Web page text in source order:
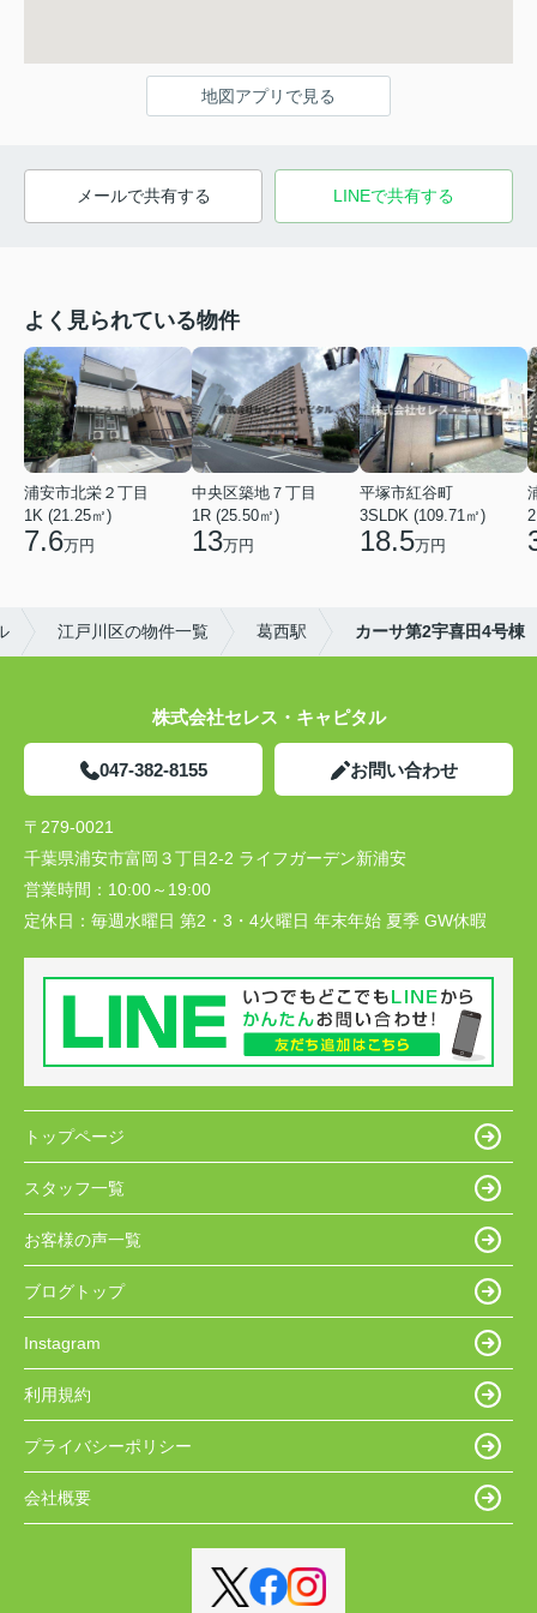
地図アプリで見る
メールで共有する LINEで共有する
よく見られている物件
浦安市北栄２丁目
1K (21.25㎡)
7.6万円
中央区築地７丁目
1R (25.50㎡)
13万円
平塚市紅谷町
3SLDK (109.71㎡)
18.5万円
江戸川区の物件一覧 葛西駅 カーサ第2宇喜田4号棟
株式会社セレス・キャピタル
047-382-8155 お問い合わせ
〒279-0021
千葉県浦安市富岡３丁目2-2 ライフガーデン新浦安
営業時間： 10:00～19:00
定休日： 毎週水曜日 第2・3・4火曜日 年末年始 夏季 GW休暇
トップページ
スタッフ一覧
お客様の声一覧
ブログトップ
Instagram
利用規約
プライバシーポリシー
会社概要